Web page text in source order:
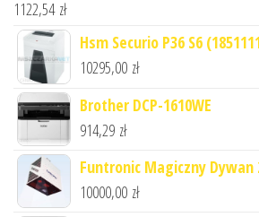
1122,54 zł
Hsm Securio P36 S6
10295,00 zł
Brother DCP-1610WE
914,29 zł
Funtronic Magiczny Dywan
10000,00 zł